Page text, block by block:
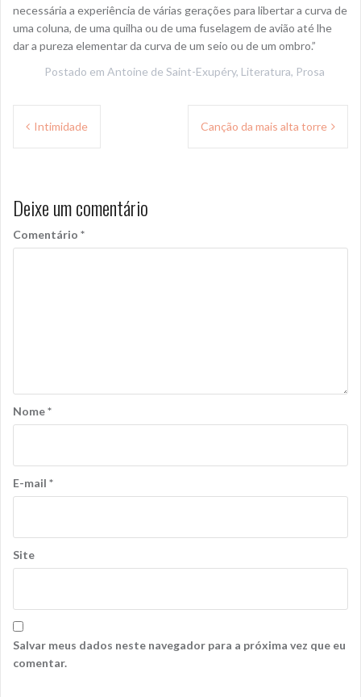
necessária a experiência de várias gerações para libertar a curva de
uma coluna, de uma quilha ou de uma fuselagem de avião até lhe
dar a pureza elementar da curva de um seio ou de um ombro.”
Postado em Antoine de Saint-Exupéry, Literatura, Prosa
Navegação
Intimidade Canção da mais alta torre
Deixe um comentário
Comentário *
Nome*
E-mail *
Site
Salvar meus dados neste navegador para a próxima vez que eu
comentar.